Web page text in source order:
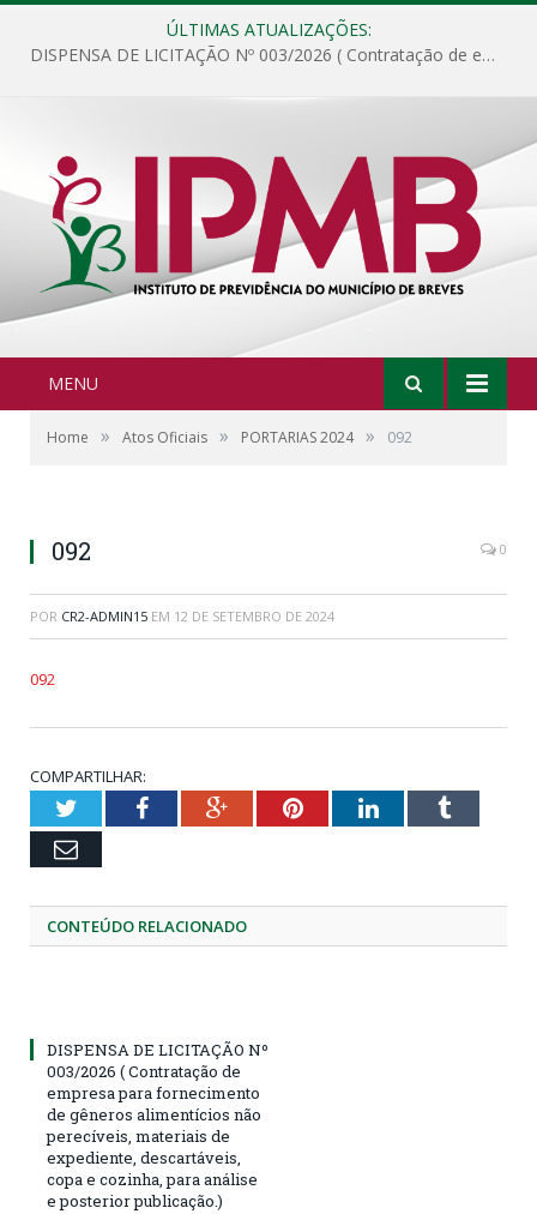
ÚLTIMAS ATUALIZAÇÕES:
DISPENSA DE LICITAÇÃO Nº 003/2026 ( Contratação de empresa para fornecimento de gêneros alimentícios não perecíveis, materiais de expediente, descartáveis, copa e cozinha, para análise e posterior publicação.)
MENU
Home » Atos Oficiais » PORTARIAS 2024 » 092
092 0
POR CR2-ADMIN15 EM 12 DE SETEMBRO DE 2024
092
COMPARTILHAR:
TwitterFacebookGoogle+PinterestLinkedInTumblr
Email
CONTEÚDO RELACIONADO
DISPENSA DE LICITAÇÃO Nº
003/2026 ( Contratação de
empresa para fornecimento
de gêneros alimentícios não
perecíveis, materiais de
expediente, descartáveis,
copa e cozinha, para análise
e posterior publicação.)